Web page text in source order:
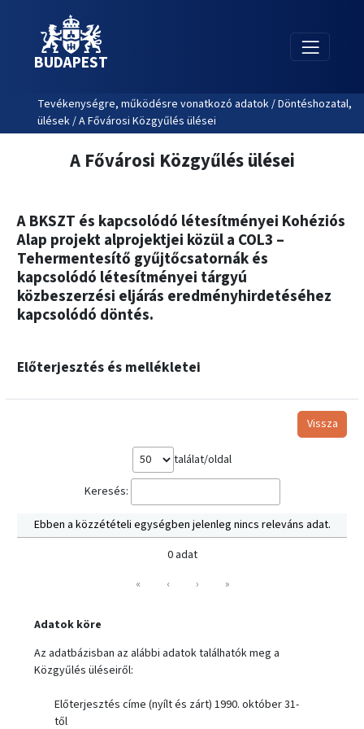
BUDAPEST
Tevékenységre, működésre vonatkozó adatok / Döntéshozatal,
ülések / A Fővárosi Közgyűlés ülései
A Fővárosi Közgyűlés ülései
A BKSZT és kapcsolódó létesítményei Kohéziós
Alap projekt alprojektjei közül a COL3 –
Tehermentesítő gyűjtőcsatornák és
kapcsolódó létesítményei tárgyú
közbeszerzési eljárás eredményhirdetéséhez
kapcsolódó döntés.
Előterjesztés és mellékletei
Vissza
találat/oldal
Keresés:
Ebben a közzétételi egységben jelenleg nincs releváns adat.
0 adat
«
‹ › »
Adatok köre
Az adatbázisban az alábbi adatok találhatók meg a
Közgyűlés üléseiről:
Előterjesztés címe (nyílt és zárt) 1990. október 31-
től